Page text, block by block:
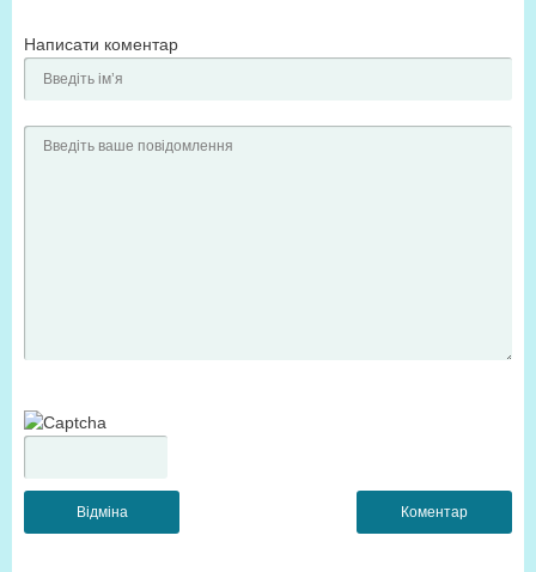
Написати коментар